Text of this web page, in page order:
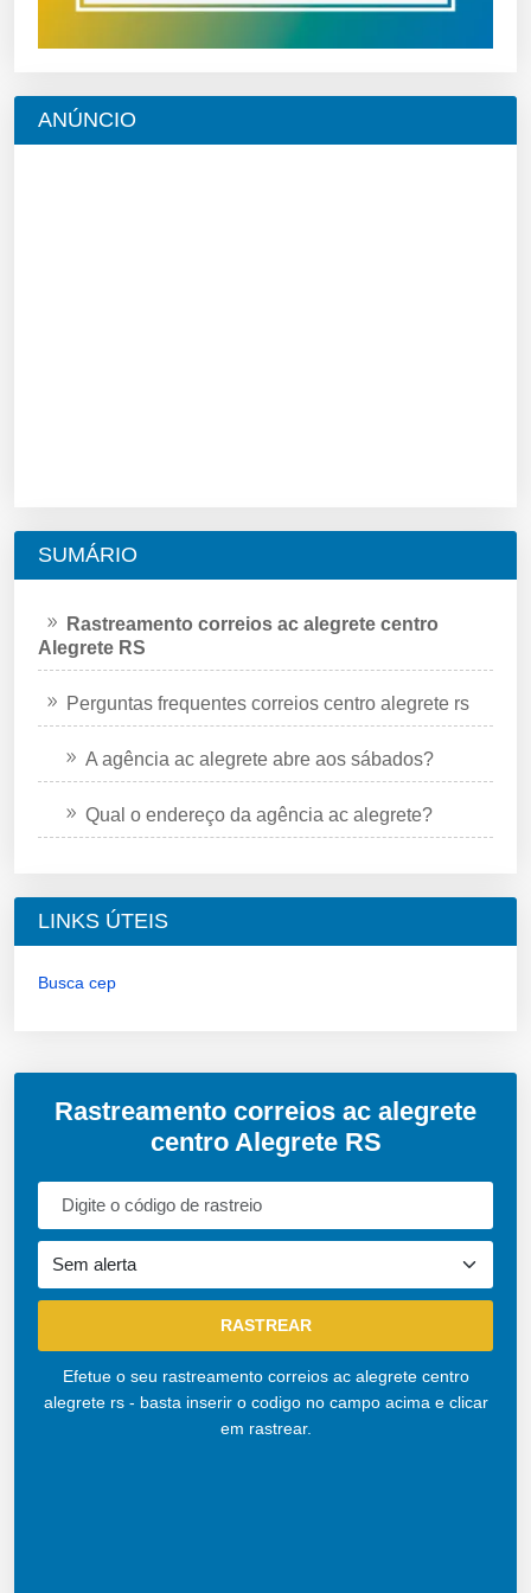
ANÚNCIO
SUMÁRIO
Rastreamento correios ac alegrete centro
Alegrete RS
Perguntas frequentes correios centro alegrete rs
A agência ac alegrete abre aos sábados?
Qual o endereço da agência ac alegrete?
LINKS ÚTEIS
Busca cep
Rastreamento correios ac alegrete
centro Alegrete RS
Efetue o seu rastreamento correios ac alegrete centro
alegrete rs - basta inserir o codigo no campo acima e clicar
em rastrear.